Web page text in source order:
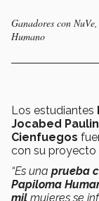
Ganadores con
Humano
Los estudiantes
Jocabed
Cienfuegos
con su proyecto
“Es una prueba
Papiloma
mil mujeres se